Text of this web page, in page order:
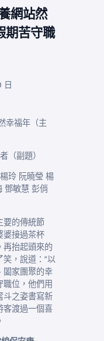
網站然
期苦守職
日
幸福年（主
（副題）
玲 阮曉瑩 楊
鄧敏慧 彭俏
要的傳統節
婆接過茶杯
再抬起頭來的
笑，說道：“以
闔家團聚的幸
職位，他們用
斗之姿書寫新
客渡過一個喜